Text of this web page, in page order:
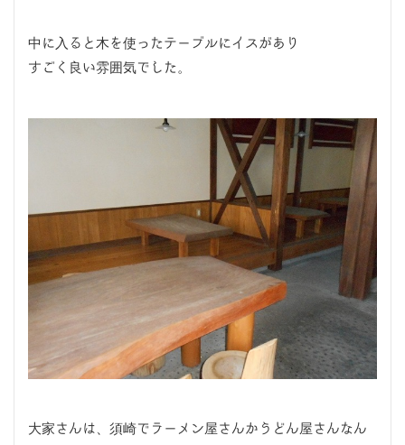
中に入ると木を使ったテーブルにイスがあり
すごく良い雰囲気でした。
大家さんは、須崎でラーメン屋さんかうどん屋さんなん